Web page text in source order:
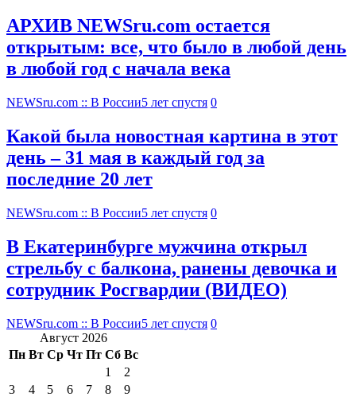
АРХИВ NEWSru.com остается
открытым: все, что было в любой день
в любой год с начала века
NEWSru.com :: В России5 лет спустя 0
Какой была новостная картина в этот
день – 31 мая в каждый год за
последние 20 лет
NEWSru.com :: В России5 лет спустя 0
В Екатеринбурге мужчина открыл
стрельбу с балкона, ранены девочка и
сотрудник Росгвардии (ВИДЕО)
NEWSru.com :: В России5 лет спустя 0
Август 2026
Пн Вт Ср Чт Пт Сб Вс
1
2
3
4 5 6 7 8
9